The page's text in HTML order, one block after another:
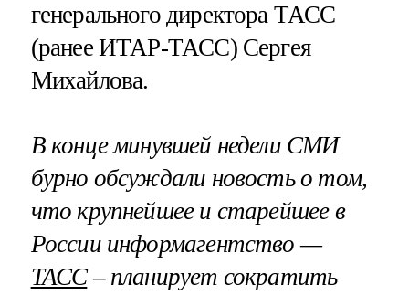
генерального директора ТАСС
(ранее ИТАР-ТАСС) Сергея
Михайлова.
В конце минувшей недели СМИ
бурно обсуждали новость о том,
что крупнейшее и старейшее в
России информагентство —
ТАСС– планирует сократить